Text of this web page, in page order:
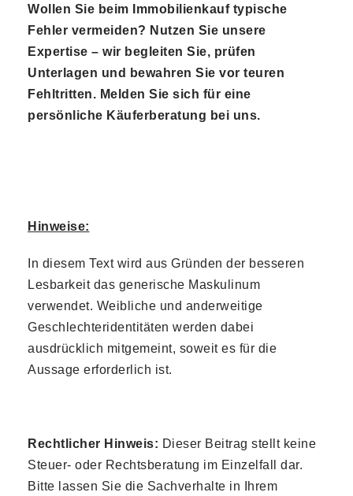
Wollen Sie beim Immobilienkauf typische
Fehler vermeiden? Nutzen Sie unsere
Expertise – wir begleiten Sie, prüfen
Unterlagen und bewahren Sie vor teuren
Fehltritten. Melden Sie sich für eine
persönliche Käuferberatung bei uns.
Hinweise:
In diesem Text wird aus Gründen der besseren
Lesbarkeit das generische Maskulinum
verwendet. Weibliche und anderweitige
Geschlechteridentitäten werden dabei
ausdrücklich mitgemeint, soweit es für die
Aussage erforderlich ist.
Rechtlicher Hinweis: Dieser Beitrag stellt keine
Steuer- oder Rechtsberatung im Einzelfall dar.
Bitte lassen Sie die Sachverhalte in Ihrem